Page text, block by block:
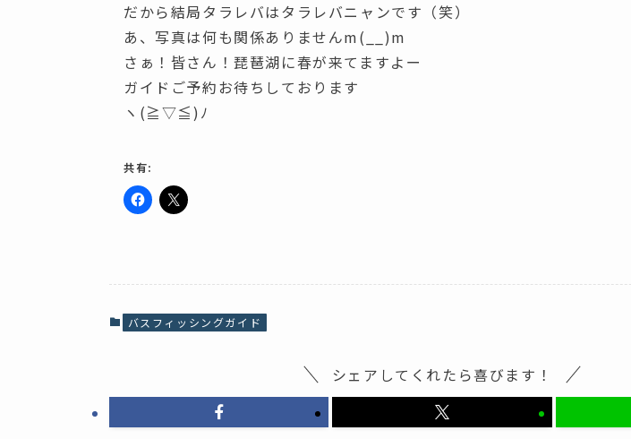
だから結局タラレバはタラレバニャンです（笑）
あ、写真は何も関係ありませんm(__)m
さぁ！皆さん！琵琶湖に春が来てますよー
ガイドご予約お待ちしております
ヽ(≧▽≦)ﾉ
共有:
F
o
共
有
リ
ク
X
有
(
ン
バスフィッシングガイド
シェアしてくれたら喜びます！